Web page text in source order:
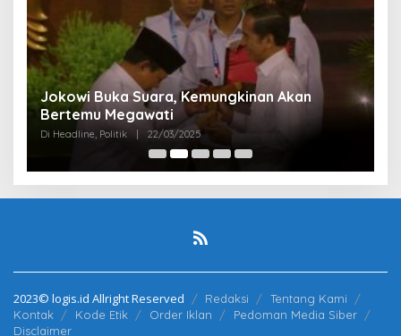
Partai Perjuangan Aceh Bangun Peran
Perempuan di Parlemen Aceh
Di Politik | 12/03/2025
2023© logis.id Allright Reserved Redaksi
Tentang Kami
Kontak
Kode Etik Order Iklan
Pedoman Media Siber
Disclaimer